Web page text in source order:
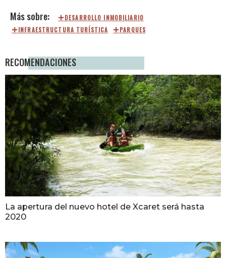
DESARROLLO INMOBILIARIO
INFRAESTRUCTURA TURÍSTICA
PARQUES
RECOMENDACIONES
La apertura del nuevo hotel de Xcaret será hasta
2020